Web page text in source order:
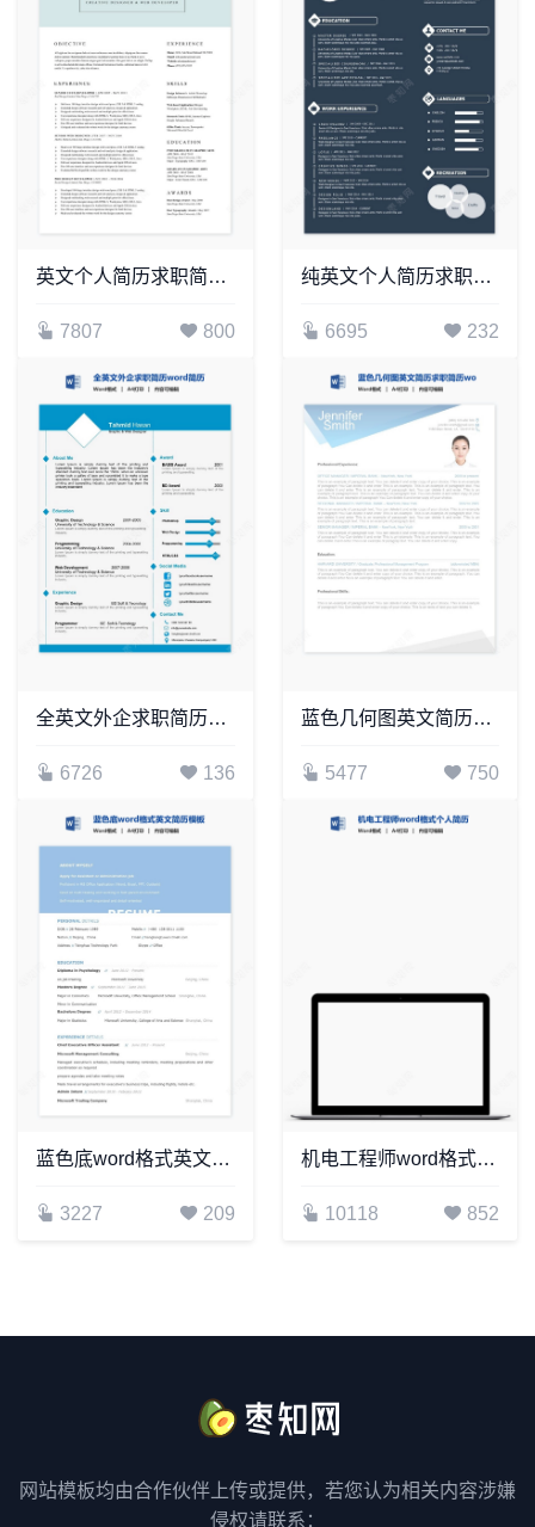
英文个人简历求职简历word模板共2页(6)
7807 800
纯英文个人简历求职简历word模板单页(15)
6695 232
全英文外企求职简历word简历模板(4)
6726 136
蓝色几何图英文简历求职简历word简历模板
5477 750
蓝色底word格式英文简历模板
3227 209
机电工程师word格式个人简历模板
10118 852
网站模板均由合作伙伴上传或提供，若您认为相关内容涉嫌
侵权请联系：